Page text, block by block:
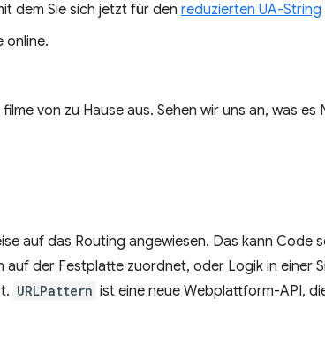
dem Sie sich jetzt für den reduzierten UA-String
online.
von zu Hause aus. Sehen wir uns an, was es
auf das Routing angewiesen. Das kann Code
der Festplatte zuordnet, oder Logik in einer
URLPattern ist eine neue Webplattform-API,